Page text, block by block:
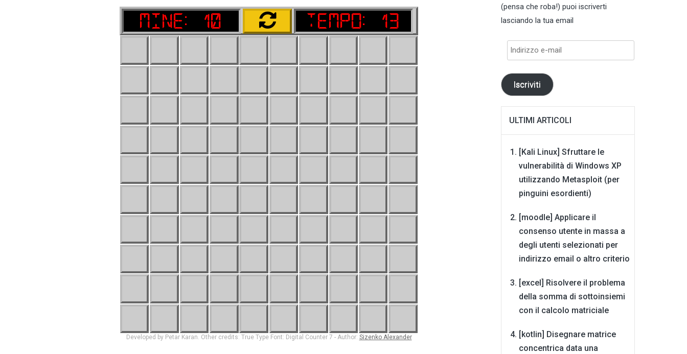
(pensa che roba!) puoi iscriverti
lasciando la tua email
Indirizzo
Iscriviti
ULTIMI ARTICOLI
[Kali Linux] Sfruttare le
vulnerabilità di Windows XP
utilizzando Metasploit (per
pinguini esordienti)
[moodle] Applicare il
consenso utente in massa a
degli utenti selezionati per
indirizzo email o altro criterio
[excel] Risolvere il problema
della somma di sottoinsiemi
con il calcolo matriciale
[kotlin] Disegnare matrice
concentrica data una